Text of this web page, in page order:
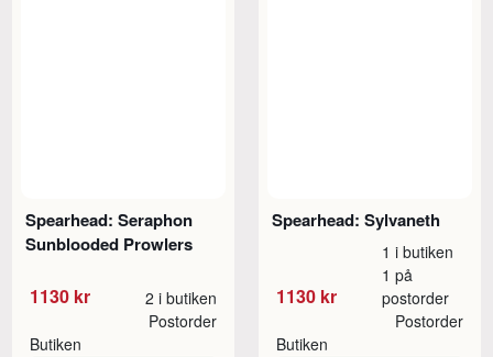
Spearhead: Seraphon
Sunblooded Prowlers
1130 kr 2 i butiken
Butiken
Postorder
Spearhead: Sylvaneth
1130 kr
1 i butiken
1 på
postorder
Butiken
Postorder